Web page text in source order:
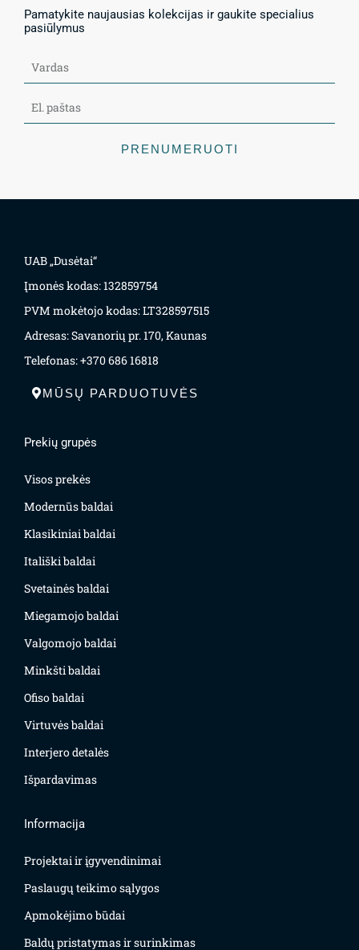
Pamatykite naujausias kolekcijas ir gaukite specialius
pasiūlymus
PRENUMERUOTI
UAB „Dusėtai“
Įmonės kodas: 132859754
PVM mokėtojo kodas: LT328597515
Adresas: Savanorių pr. 170, Kaunas
Telefonas: +370 686 16818
MŪSŲ PARDUOTUVĖS
Prekių grupės
Visos prekės
Modernūs baldai
Klasikiniai baldai
Itališki baldai
Svetainės baldai
Miegamojo baldai
Valgomojo baldai
Minkšti baldai
Ofiso baldai
Virtuvės baldai
Interjero detalės
Išpardavimas
Informacija
Projektai ir įgyvendinimai
Paslaugų teikimo sąlygos
Apmokėjimo būdai
Baldų pristatymas ir surinkimas